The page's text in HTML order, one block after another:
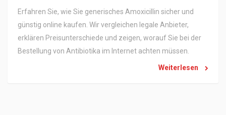
Erfahren Sie, wie Sie generisches Amoxicillin sicher und
günstig online kaufen. Wir vergleichen legale Anbieter,
erklären Preisunterschiede und zeigen, worauf Sie bei der
Bestellung von Antibiotika im Internet achten müssen.
Weiterlesen